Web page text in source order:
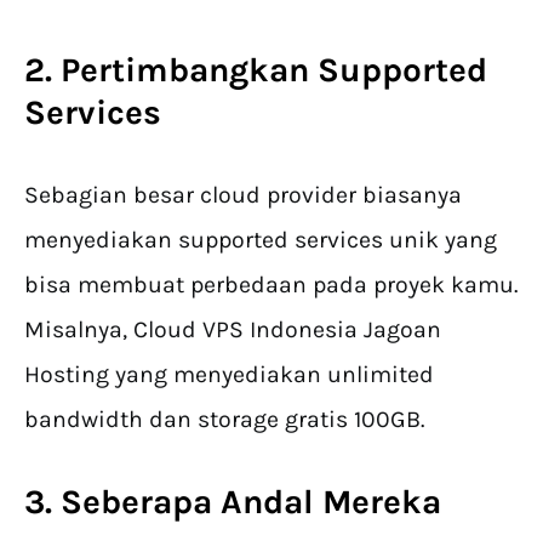
2. Pertimbangkan Supported
Services
Sebagian besar cloud provider biasanya
menyediakan supported services unik yang
bisa membuat perbedaan pada proyek kamu.
Misalnya, Cloud VPS Indonesia Jagoan
Hosting yang menyediakan unlimited
bandwidth dan storage gratis 100GB.
3. Seberapa Andal Mereka